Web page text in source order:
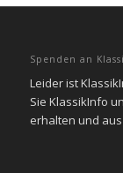
Spenden an
Leider ist
Sie KlassikInfo
erhalten und